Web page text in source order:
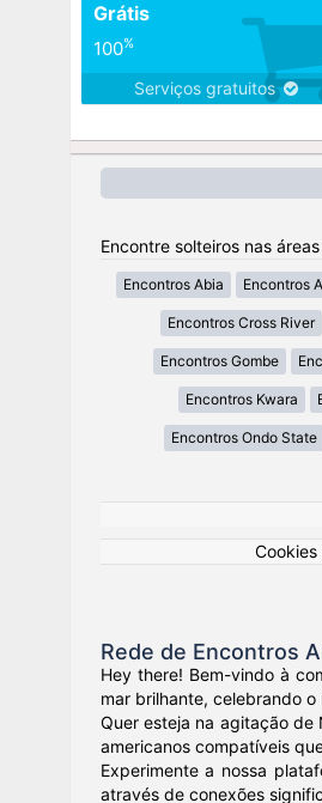
Grátis
100%
Serviços gratuitos
Encontre solteiros nas
Encontros Abia Encontros
Encontros Cross River
Encontros Gombe
Encontros Kwara
Encontros Ondo State
Cookies
Rede de Encontros
Hey there! Bem-vindo à
mar brilhante, celebrando
Quer esteja na agitação
americanos compatíveis
Experimente a nossa
através de conexões